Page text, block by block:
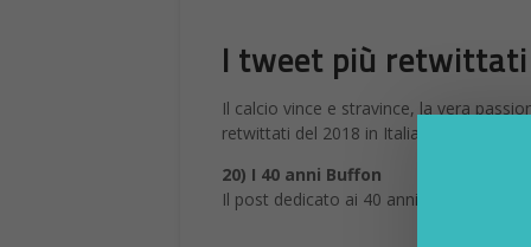
I tweet più
Il calcio vince e stravince, la vera
retwittati del 2018 in Italia.
20) I 40 anni Buffon
Il post dedicato ai 40 anni di Gianluigi